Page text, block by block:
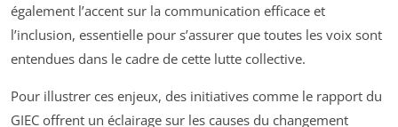
également l’accent sur la communication efficace et
l’inclusion, essentielle pour s’assurer que toutes les voix sont
entendues dans le cadre de cette lutte collective.
Pour illustrer ces enjeux, des initiatives comme le rapport du
GIEC offrent un éclairage sur les causes du changement